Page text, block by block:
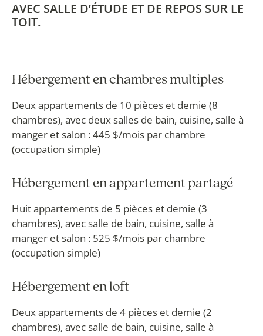
AVEC SALLE D’ÉTUDE ET DE REPOS SUR LE
TOIT.
Hébergement en chambres multiples
Deux appartements de 10 pièces et demie (8
chambres), avec deux salles de bain, cuisine, salle à
manger et salon : 445 $/mois par chambre
(occupation simple)
Hébergement en appartement partagé
Huit appartements de 5 pièces et demie (3
chambres), avec salle de bain, cuisine, salle à
manger et salon : 525 $/mois par chambre
(occupation simple)
Hébergement en loft
Deux appartements de 4 pièces et demie (2
chambres), avec salle de bain, cuisine, salle à